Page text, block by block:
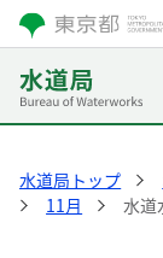
水道局トップ
11月
水道